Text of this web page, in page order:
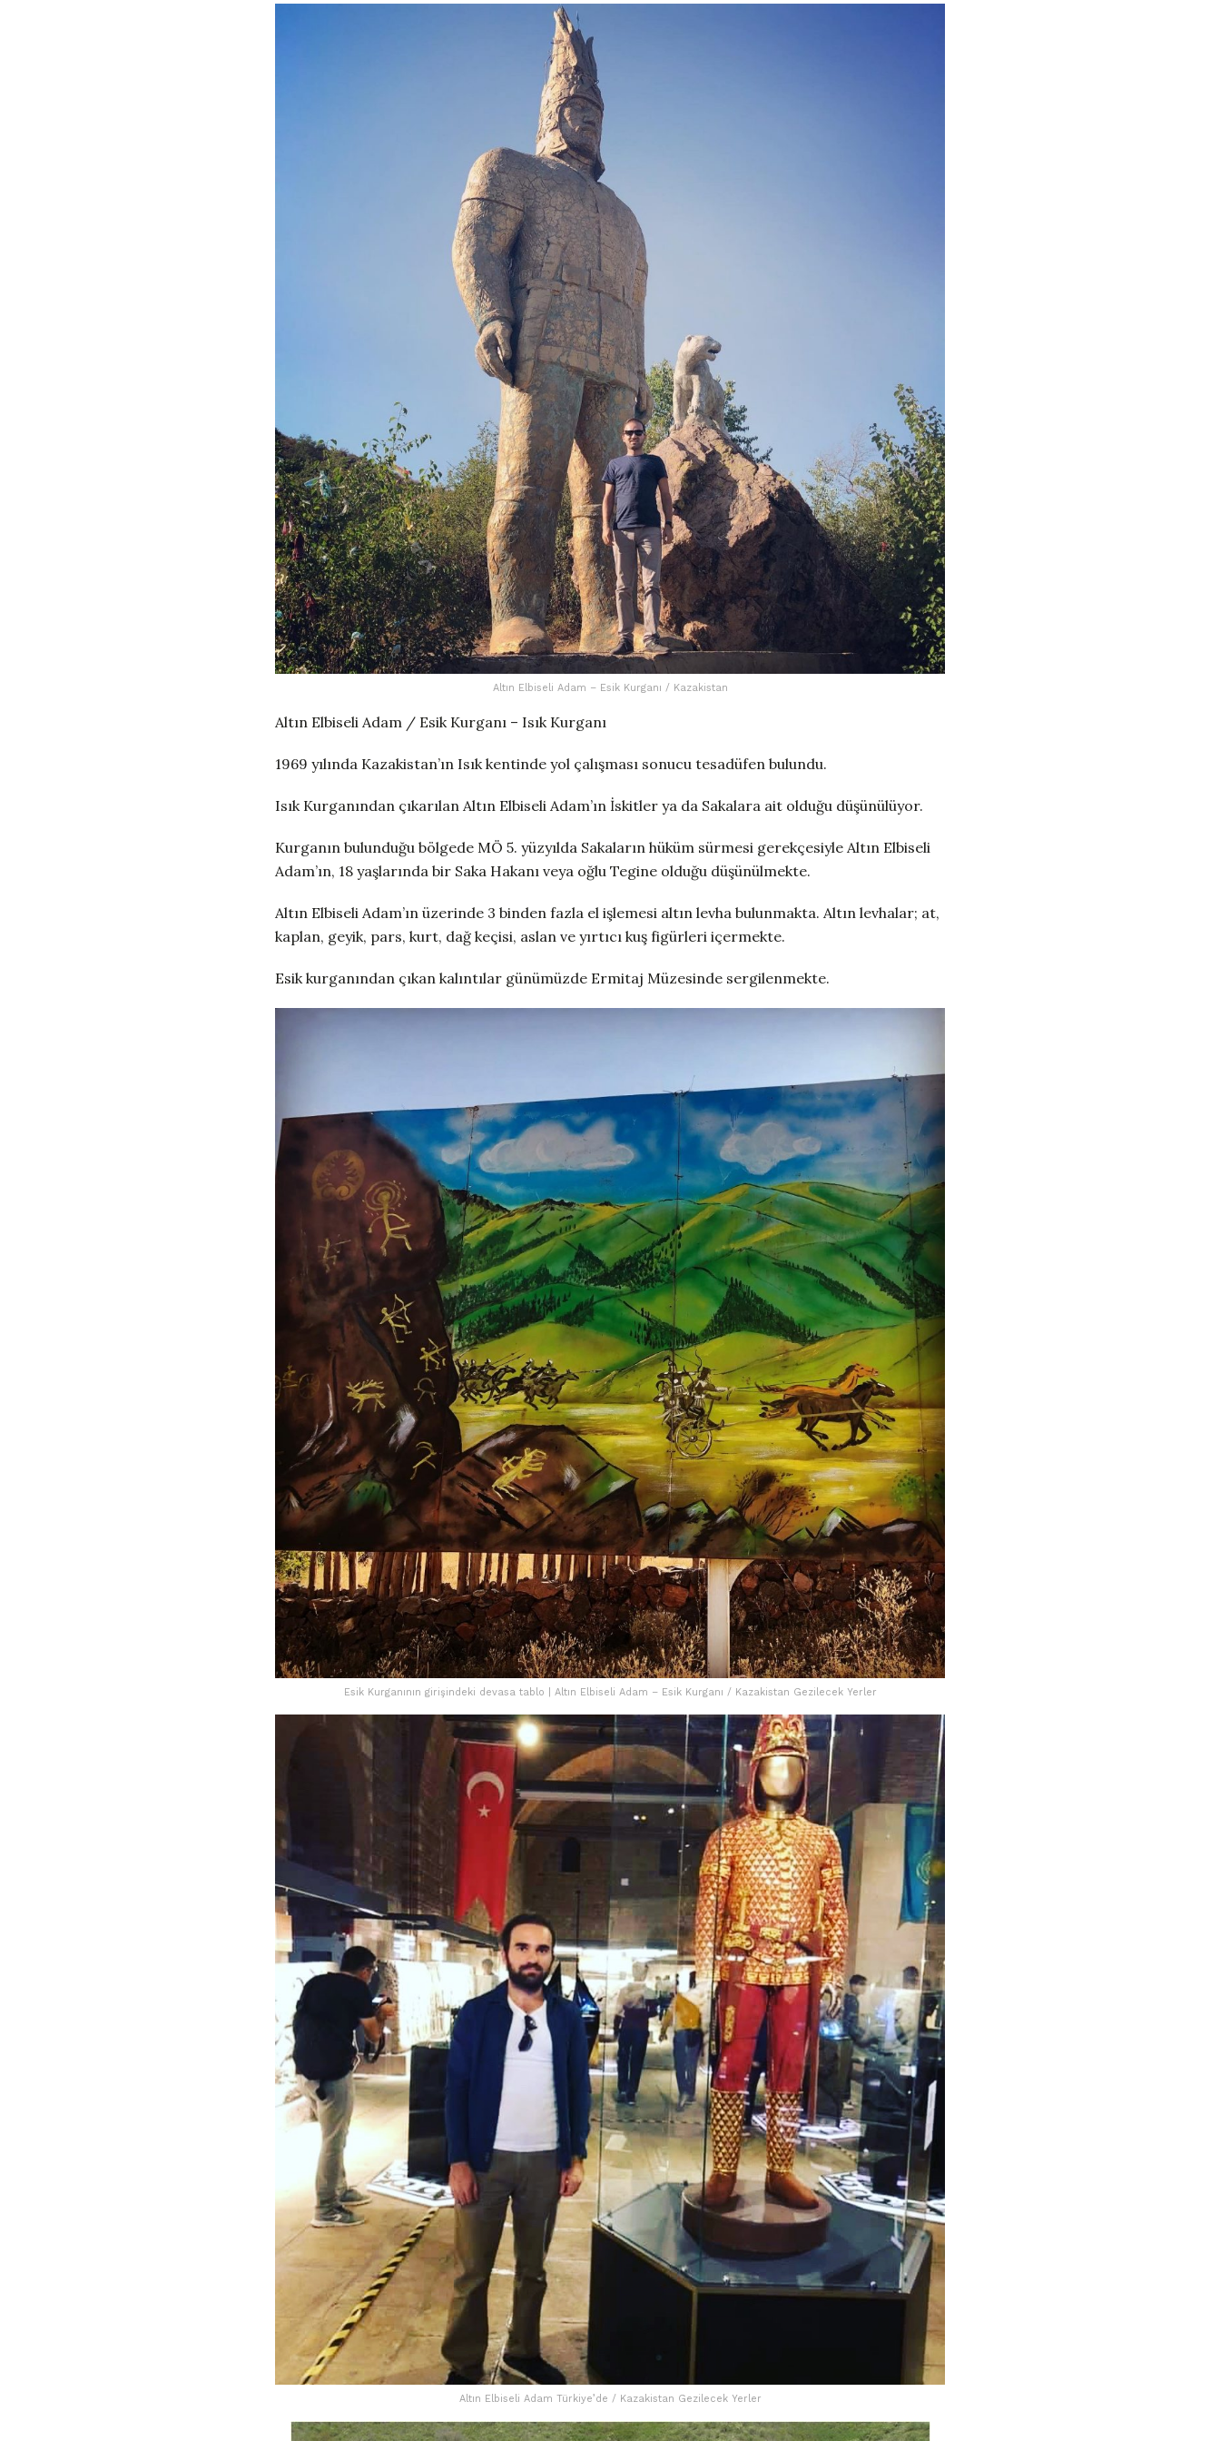
Altın Elbiseli Adam – Esik Kurganı / Kazakistan
Altın Elbiseli Adam / Esik Kurganı – Isık Kurganı
1969 yılında Kazakistan’ın Isık kentinde yol çalışması sonucu tesadüfen bulundu.
Isık Kurganından çıkarılan Altın Elbiseli Adam’ın İskitler ya da Sakalara ait olduğu düşünülüyor.
Kurganın bulunduğu bölgede MÖ 5. yüzyılda Sakaların hüküm sürmesi gerekçesiyle Altın Elbiseli
Adam’ın, 18 yaşlarında bir Saka Hakanı veya oğlu Tegine olduğu düşünülmekte.
Altın Elbiseli Adam’ın üzerinde 3 binden fazla el işlemesi altın levha bulunmakta. Altın levhalar; at,
kaplan, geyik, pars, kurt, dağ keçisi, aslan ve yırtıcı kuş figürleri içermekte.
Esik kurganından çıkan kalıntılar günümüzde Ermitaj Müzesinde sergilenmekte.
Esik Kurganının girişindeki devasa tablo | Altın Elbiseli Adam – Esik Kurganı / Kazakistan Gezilecek Yerler
Altın Elbiseli Adam Türkiye’de / Kazakistan Gezilecek Yerler